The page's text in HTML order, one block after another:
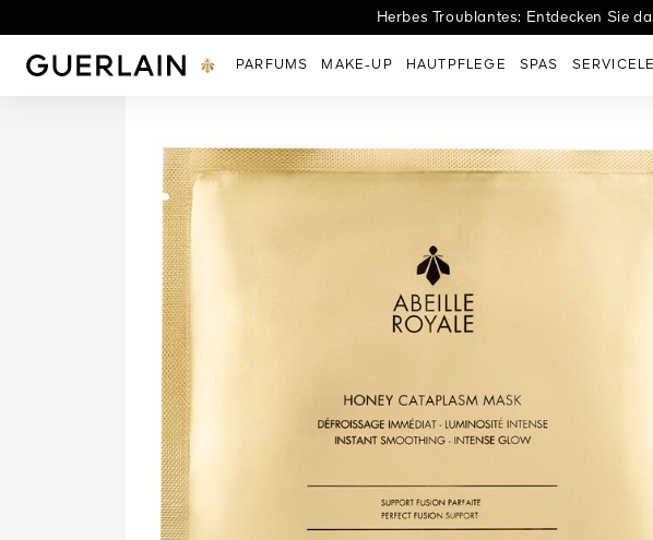
Les Eaux: Entdecken
Herbes Troublantes: Entdecken Sie
Guerlain - (Zurück zur Startseite)
PARFUMS MAKE-UP HAUTPFLEGE SPAS